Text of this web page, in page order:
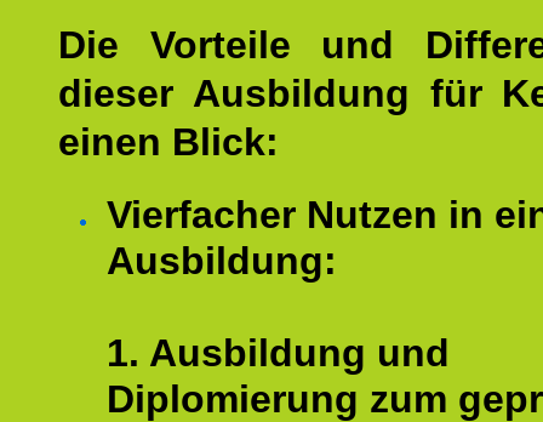
Die Vorteile und
dieser Ausbildung für
einen Blick:
Vierfacher Nutzen in
Ausbildung:
1. Ausbildung und
Diplomierung zum